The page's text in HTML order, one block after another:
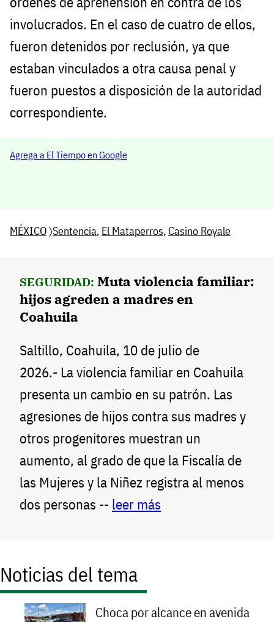
involucrados. En el caso de cuatro de ellos,
fueron detenidos por reclusión, ya que
estaban vinculados a otra causa penal y
fueron puestos a disposición de la autoridad
correspondiente.
Agrega a El Tiempo en Google
MÉXICO〉Sentencia, El Mataperros, Casino Royale
SEGURIDAD: Muta violencia familiar:
hijos agreden a madres en
Coahuila
Saltillo, Coahuila, 10 de julio de
2026.- La violencia familiar en Coahuila
presenta un cambio en su patrón. Las
agresiones de hijos contra sus madres y
otros progenitores muestran un
aumento, al grado de que la Fiscalía de
las Mujeres y la Niñez registra al menos
dos personas -- leer más
Noticias del tema
Choca por alcance en avenida